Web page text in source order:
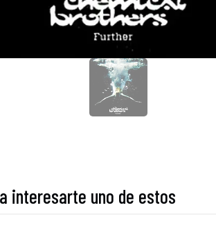
interesarte uno de estos